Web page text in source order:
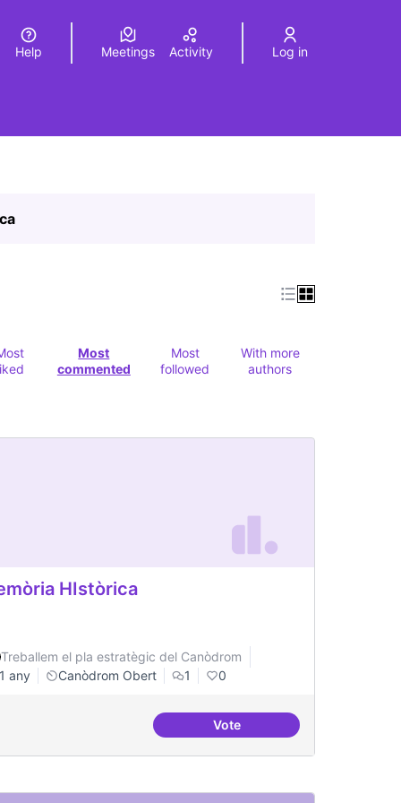
Elegir el idiomaChoose language
Help Meetings Activity Log in
Most
commented
Most
followed
With more
authors
HIstòrica
Treballem el pla estratègic del Canòdrom
1 any
Canòdrom Obert 1 0
VoteMemòria HIstòrica